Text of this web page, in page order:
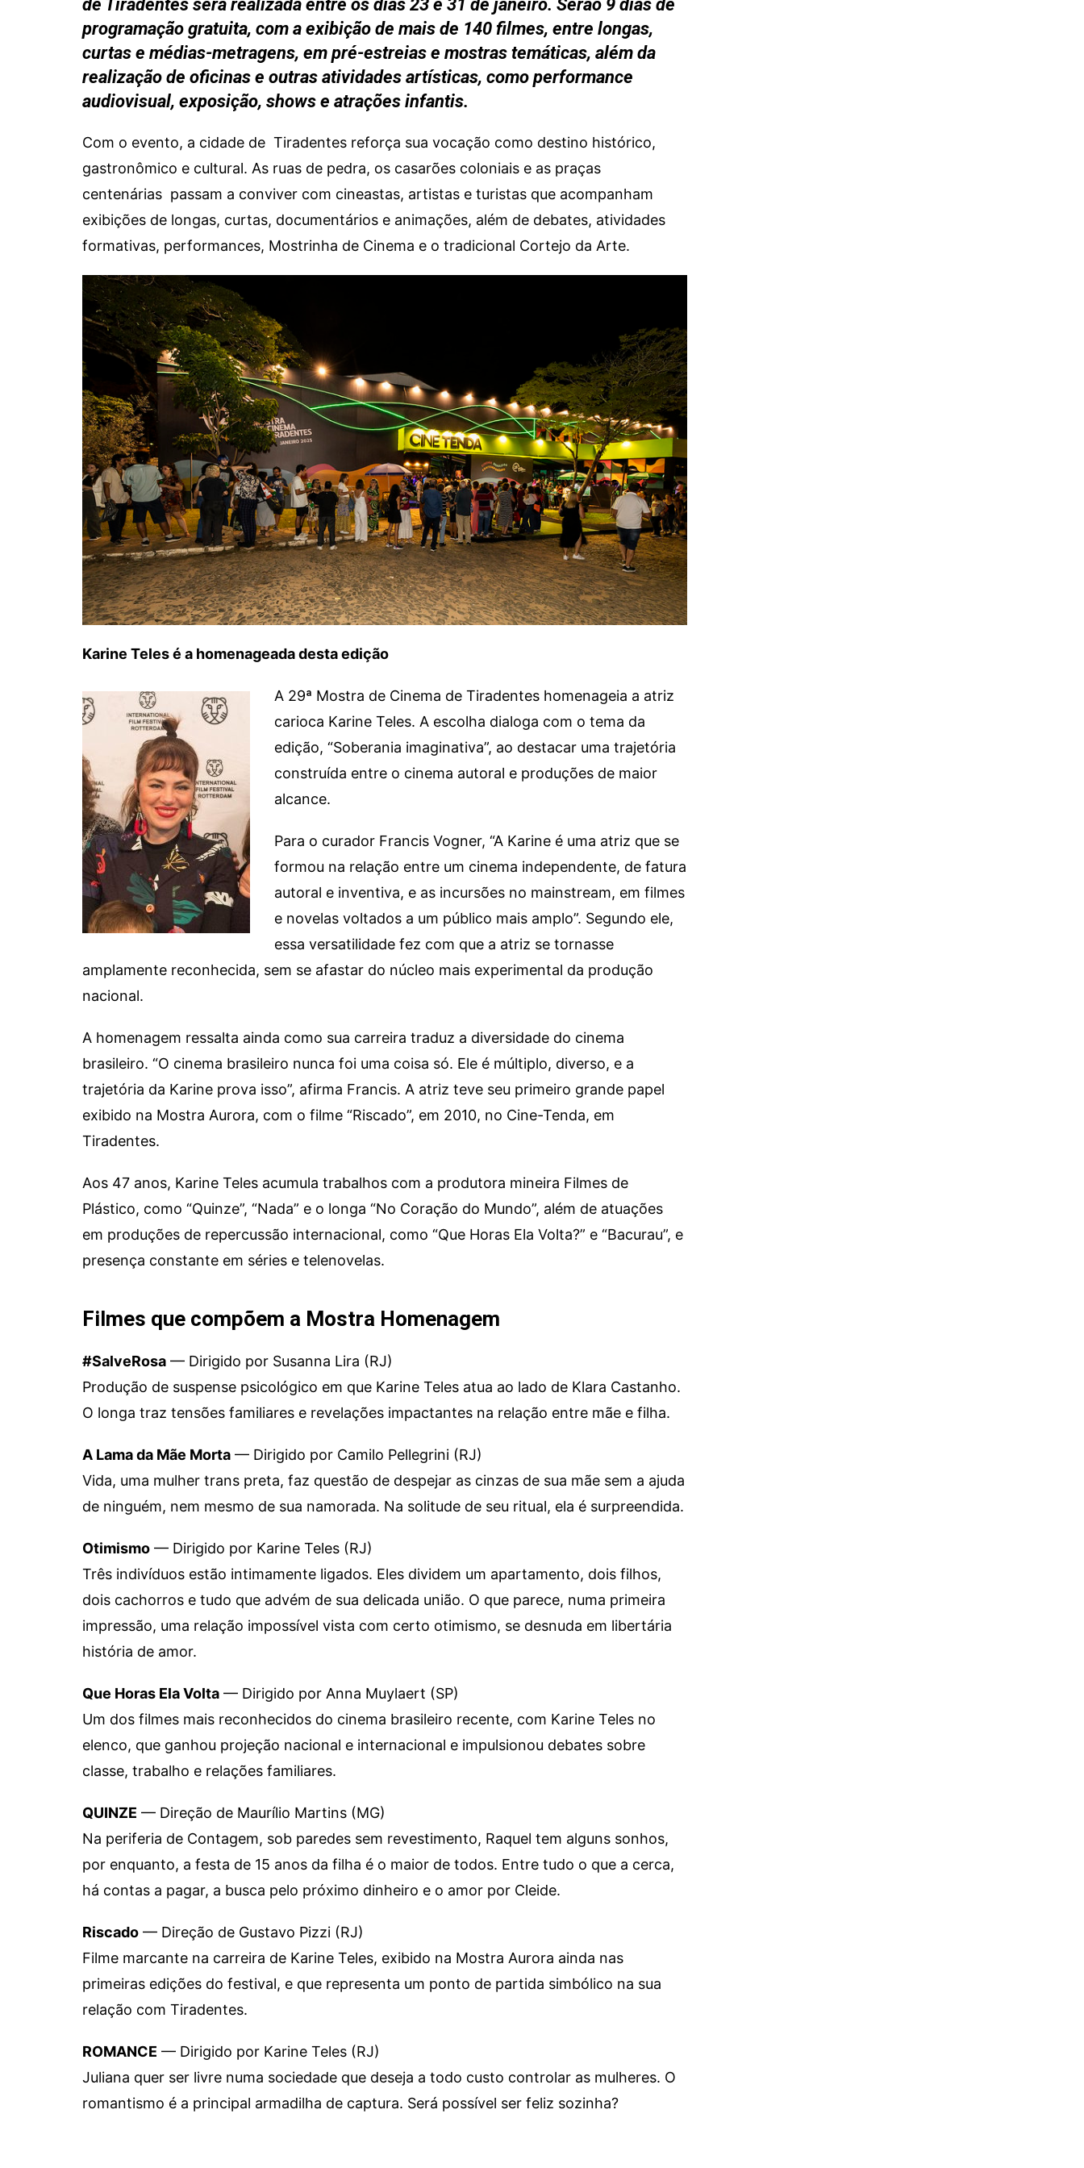
de Tiradentes será realizada entre os dias 23 e 31 de janeiro. Serão 9 dias de
programação gratuita, com a exibição de mais de 140 filmes, entre longas,
curtas e médias-metragens, em pré-estreias e mostras temáticas, além da
realização de oficinas e outras atividades artísticas, como performance
audiovisual, exposição, shows e atrações infantis.
Com o evento, a cidade de Tiradentes reforça sua vocação como destino histórico,
gastronômico e cultural. As ruas de pedra, os casarões coloniais e as praças
centenárias passam a conviver com cineastas, artistas e turistas que acompanham
exibições de longas, curtas, documentários e animações, além de debates, atividades
formativas, performances, Mostrinha de Cinema e o tradicional Cortejo da Arte.
Karine Teles é a homenageada desta edição
A 29ª Mostra de Cinema de Tiradentes homenageia a atriz
carioca Karine Teles. A escolha dialoga com o tema da
edição, “Soberania imaginativa”, ao destacar uma trajetória
construída entre o cinema autoral e produções de maior
alcance.
Para o curador Francis Vogner, “A Karine é uma atriz que se
formou na relação entre um cinema independente, de fatura
autoral e inventiva, e as incursões no mainstream, em filmes
e novelas voltados a um público mais amplo”. Segundo ele,
essa versatilidade fez com que a atriz se tornasse
amplamente reconhecida, sem se afastar do núcleo mais experimental da produção
nacional.
A homenagem ressalta ainda como sua carreira traduz a diversidade do cinema
brasileiro. “O cinema brasileiro nunca foi uma coisa só. Ele é múltiplo, diverso, e a
trajetória da Karine prova isso”, afirma Francis. A atriz teve seu primeiro grande papel
exibido na Mostra Aurora, com o filme “Riscado”, em 2010, no Cine-Tenda, em
Tiradentes.
Aos 47 anos, Karine Teles acumula trabalhos com a produtora mineira Filmes de
Plástico, como “Quinze”, “Nada” e o longa “No Coração do Mundo”, além de atuações
em produções de repercussão internacional, como “Que Horas Ela Volta?” e “Bacurau”, e
presença constante em séries e telenovelas.
Filmes que compõem a Mostra Homenagem
#SalveRosa — Dirigido por Susanna Lira (RJ)
Produção de suspense psicológico em que Karine Teles atua ao lado de Klara Castanho.
O longa traz tensões familiares e revelações impactantes na relação entre mãe e filha.
A Lama da Mãe Morta — Dirigido por Camilo Pellegrini (RJ)
Vida, uma mulher trans preta, faz questão de despejar as cinzas de sua mãe sem a ajuda
de ninguém, nem mesmo de sua namorada. Na solitude de seu ritual, ela é surpreendida.
Otimismo — Dirigido por Karine Teles (RJ)
Três indivíduos estão intimamente ligados. Eles dividem um apartamento, dois filhos,
dois cachorros e tudo que advém de sua delicada união. O que parece, numa primeira
impressão, uma relação impossível vista com certo otimismo, se desnuda em libertária
história de amor.
Que Horas Ela Volta — Dirigido por Anna Muylaert (SP)
Um dos filmes mais reconhecidos do cinema brasileiro recente, com Karine Teles no
elenco, que ganhou projeção nacional e internacional e impulsionou debates sobre
classe, trabalho e relações familiares.
QUINZE — Direção de Maurílio Martins (MG)
Na periferia de Contagem, sob paredes sem revestimento, Raquel tem alguns sonhos,
por enquanto, a festa de 15 anos da filha é o maior de todos. Entre tudo o que a cerca,
há contas a pagar, a busca pelo próximo dinheiro e o amor por Cleide.
Riscado — Direção de Gustavo Pizzi (RJ)
Filme marcante na carreira de Karine Teles, exibido na Mostra Aurora ainda nas
primeiras edições do festival, e que representa um ponto de partida simbólico na sua
relação com Tiradentes.
ROMANCE — Dirigido por Karine Teles (RJ)
Juliana quer ser livre numa sociedade que deseja a todo custo controlar as mulheres. O
romantismo é a principal armadilha de captura. Será possível ser feliz sozinha?